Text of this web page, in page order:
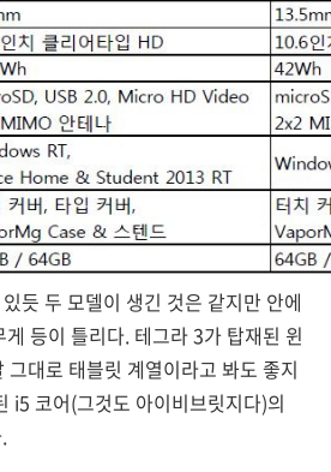
듯 두 모델이 생긴 것은 같지만 안에
등이 틀리다. 테그라 3가 탑재된 윈
대로 태블릿 계열이라고 봐도 좋지
i5 코어(그것도 아이비브릿지다)의